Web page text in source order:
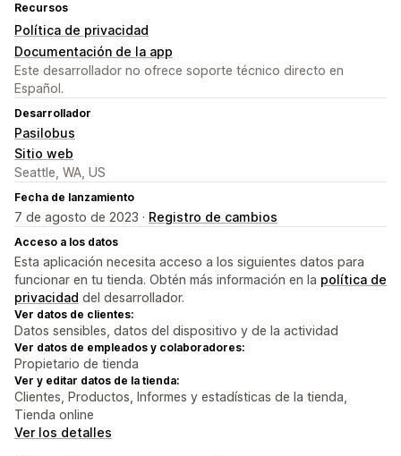
Recursos
Política de privacidad
Documentación de la app
Este desarrollador no ofrece soporte técnico directo en
Español.
Desarrollador
Pasilobus
Sitio web
Seattle, WA, US
Fecha de lanzamiento
7 de agosto de 2023 · Registro de cambios
Acceso a los datos
Esta aplicación necesita acceso a los siguientes datos para
funcionar en tu tienda. Obtén más información en la política de
privacidad del desarrollador.
Ver datos de clientes:
Datos sensibles, datos del dispositivo y de la actividad
Ver datos de empleados y colaboradores:
Propietario de tienda
Ver y editar datos de la tienda:
Clientes, Productos, Informes y estadísticas de la tienda,
Tienda online
Ver los detalles